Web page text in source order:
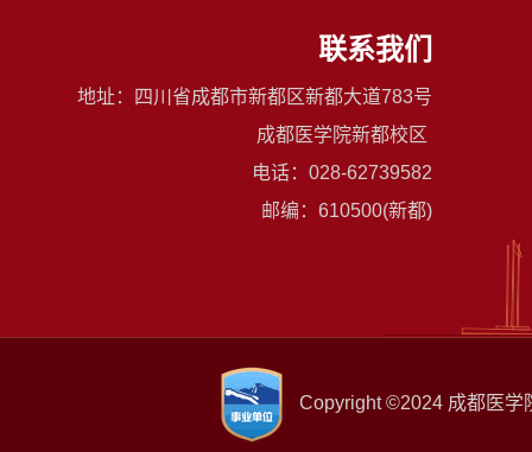
联系我们
地址：四川省成都市新都区新都大道783号
成都医学院新都校区
电话：028-62739582
邮编：610500(新都)
Copyright ©2024 成都